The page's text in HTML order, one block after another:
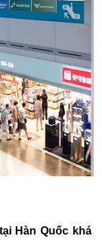
Hàn Quốc khá